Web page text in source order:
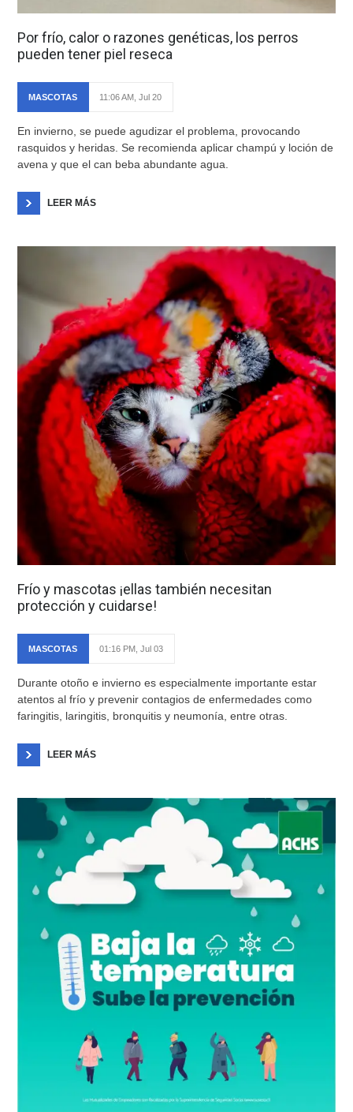
Por frío, calor o razones genéticas, los perros
pueden tener piel reseca
MASCOTAS 11:06 AM, Jul 20
En invierno, se puede agudizar el problema, provocando
rasquidos y heridas. Se recomienda aplicar champú y loción de
avena y que el can beba abundante agua.
LEER MÁS
Frío y mascotas ¡ellas también necesitan
protección y cuidarse!
MASCOTAS 01:16 PM, Jul 03
Durante otoño e invierno es especialmente importante estar
atentos al frío y prevenir contagios de enfermedades como
faringitis, laringitis, bronquitis y neumonía, entre otras.
LEER MÁS